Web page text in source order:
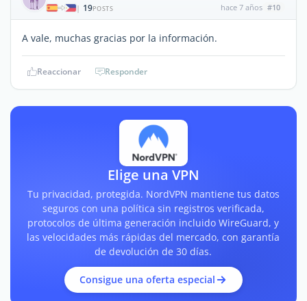
| 19POSTS hace 7 años #10
A vale, muchas gracias por la información.
Reaccionar Responder
Elige una VPN
Tu privacidad, protegida. NordVPN mantiene tus datos
seguros con una política sin registros verificada,
protocolos de última generación incluido WireGuard, y
las velocidades más rápidas del mercado, con garantía
de devolución de 30 días.
Consigue una oferta especial